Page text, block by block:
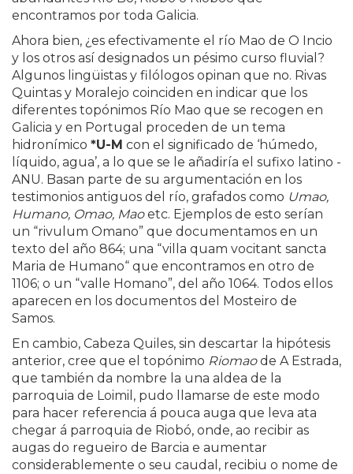
encontramos por toda Galicia.
Ahora bien, ¿es efectivamente el río Mao de O Incio
y los otros así designados un pésimo curso fluvial?
Algunos lingüistas y filólogos opinan que no. Rivas
Quintas y Moralejo coinciden en indicar que los
diferentes topónimos Río Mao que se recogen en
Galicia y en Portugal proceden de un tema
hidronímico *U-M con el significado de ‘húmedo,
líquido, agua’, a lo que se le añadiría el sufixo latino -
ANU. Basan parte de su argumentación en los
testimonios antiguos del río, grafados como Umao,
Humano, Omao, Maoetc. Ejemplos de esto serían
un “rivulum Omano” que documentamos en un
texto del año 864; una “villa quam vocitant sancta
Maria de Humano“ que encontramos en otro de
1106; o un “valle Homano”, del año 1064. Todos ellos
aparecen en los documentos del Mosteiro de
Samos.
En cambio, Cabeza Quiles, sin descartar la hipótesis
anterior, cree que el topónimo Riomaode A Estrada,
que también da nombre la una aldea de la
parroquia de Loimil, pudo llamarse de este modo
para hacer referencia á pouca auga que leva ata
chegar á parroquia de Riobó, onde, ao recibir as
augas do regueiro de Barcia e aumentar
considerablemente o seu caudal, recibiu o nome de